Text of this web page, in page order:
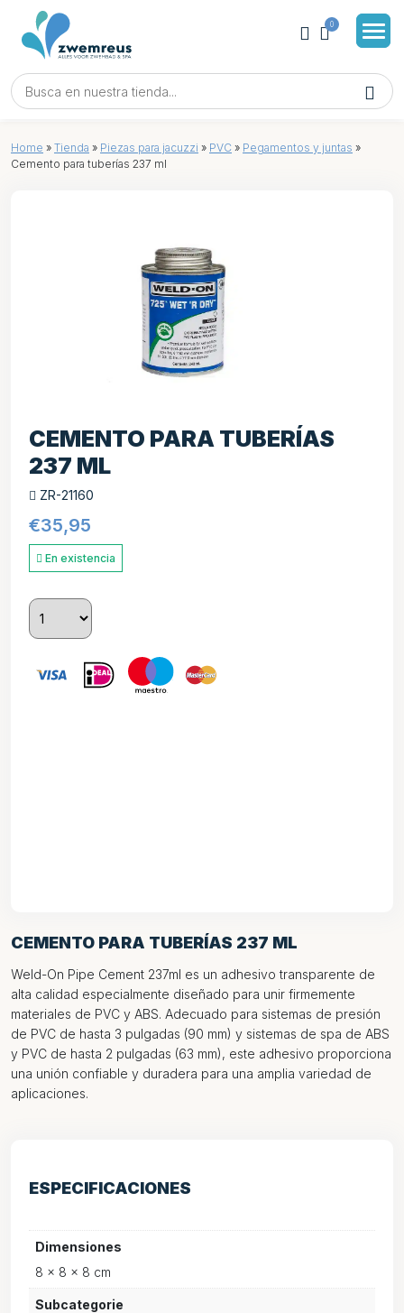
0
Home » Tienda » Piezas para jacuzzi » PVC » Pegamentos y juntas »
Cemento para tuberías 237 ml
CEMENTO PARA TUBERÍAS 237 ML
Weld-On Pipe Cement 237ml es un adhesivo transparente de
alta calidad especialmente diseñado para unir firmemente
materiales de PVC y ABS. Adecuado para sistemas de presión
de PVC de hasta 3 pulgadas (90 mm) y sistemas de spa de ABS
y PVC de hasta 2 pulgadas (63 mm), este adhesivo proporciona
una unión confiable y duradera para una amplia variedad de
aplicaciones.
ESPECIFICACIONES
Dimensiones
8 × 8 × 8 cm
Subcategorie
CEMENTO PARA TUBERÍAS
237 ML
ZR-21160
€35,95
En existencia